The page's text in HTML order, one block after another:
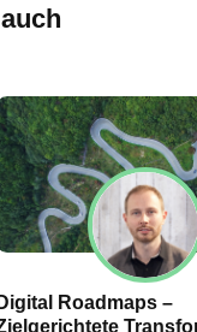
Digital Roadmaps –